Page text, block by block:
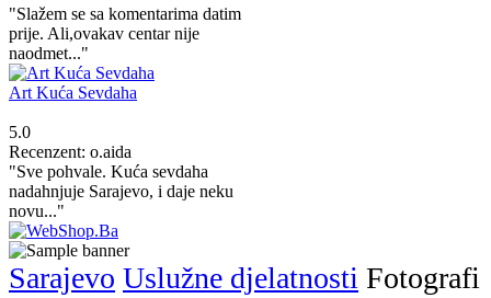
"Slažem se sa komentarima datim
prije. Ali,ovakav centar nije
naodmet..."
Art Kuća Sevdaha
5.0
Recenzent: o.aida
"Sve pohvale. Kuća sevdaha
nadahnjuje Sarajevo, i daje neku
novu..."
Sarajevo Uslužne djelatnosti Fotografi